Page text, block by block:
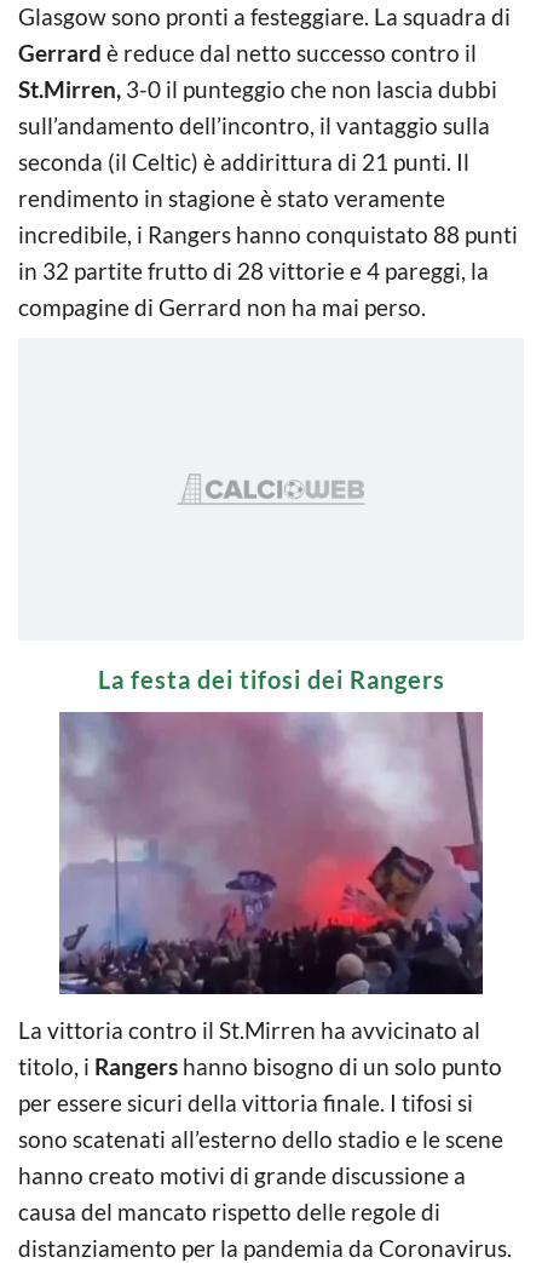
Glasgow sono pronti a festeggiare. La squadra di
Gerrard è reduce dal netto successo contro il
St.Mirren, 3-0 il punteggio che non lascia dubbi
sull’andamento dell’incontro, il vantaggio sulla
seconda (il Celtic) è addirittura di 21 punti. Il
rendimento in stagione è stato veramente
incredibile, i Rangers hanno conquistato 88 punti
in 32 partite frutto di 28 vittorie e 4 pareggi, la
compagine di Gerrard non ha mai perso.
La festa dei tifosi dei Rangers
La vittoria contro il St.Mirren ha avvicinato al
titolo, i Rangers hanno bisogno di un solo punto
per essere sicuri della vittoria finale. I tifosi si
sono scatenati all’esterno dello stadio e le scene
hanno creato motivi di grande discussione a
causa del mancato rispetto delle regole di
distanziamento per la pandemia da Coronavirus.